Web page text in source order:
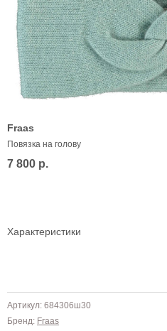
Fraas
Повязка на голову
7 800 р.
Характеристики
Артикул: 684306ш30
Бренд: Fraas